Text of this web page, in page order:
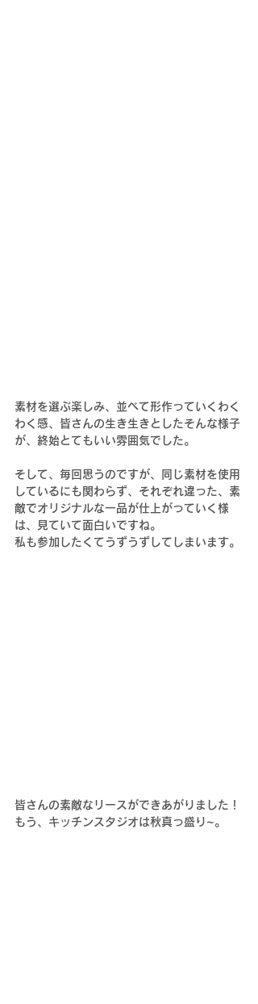
素材を選ぶ楽しみ、並べて形作っていくわく
わく感、皆さんの生き生きとしたそんな様子
が、終始とてもいい雰囲気でした。
そして、毎回思うのですが、同じ素材を使用
しているにも関わらず、それぞれ違った、素
敵でオリジナルな一品が仕上がっていく様
は、見ていて面白いですね。
私も参加したくてうずうずしてしまいます。
皆さんの素敵なリースができあがりました！
もう、キッチンスタジオは秋真っ盛り~。